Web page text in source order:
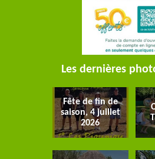
Les dernières
Fête de fin de
saison, 4 juillet
2026